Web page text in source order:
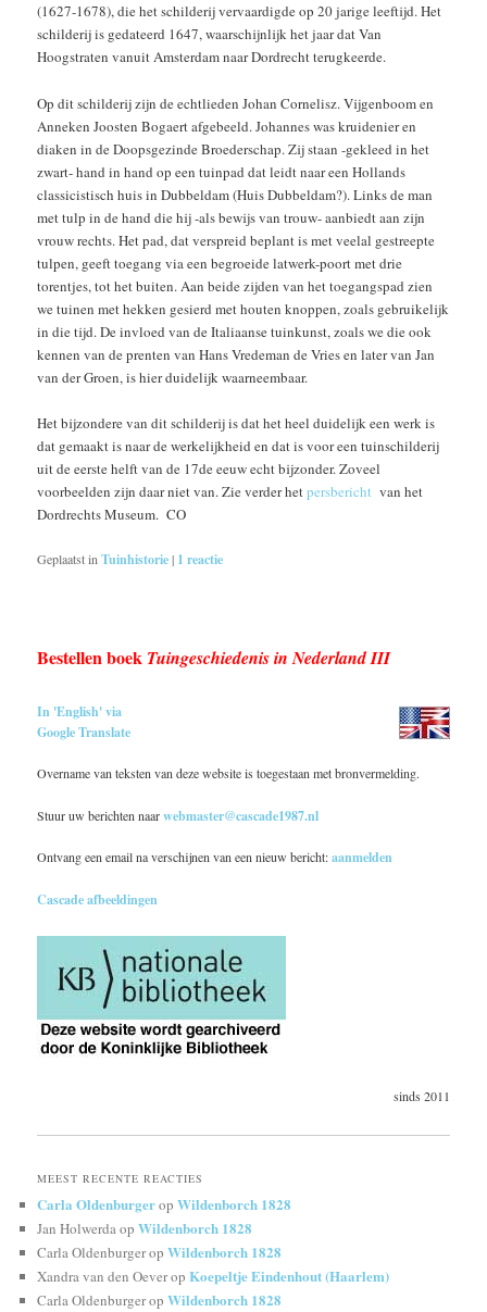
(1627-1678), die het schilderij vervaardigde op 20 jarige leeftijd. Het
schilderij is gedateerd 1647, waarschijnlijk het jaar dat Van
Hoogstraten vanuit Amsterdam naar Dordrecht terugkeerde.
Op dit schilderij zijn de echtlieden Johan Cornelisz. Vijgenboom en
Anneken Joosten Bogaert afgebeeld. Johannes was kruidenier en
diaken in de Doopsgezinde Broederschap. Zij staan -gekleed in het
zwart- hand in hand op een tuinpad dat leidt naar een Hollands
classicistisch huis in Dubbeldam (Huis Dubbeldam?). Links de man
met tulp in de hand die hij -als bewijs van trouw- aanbiedt aan zijn
vrouw rechts. Het pad, dat verspreid beplant is met veelal gestreepte
tulpen, geeft toegang via een begroeide latwerk-poort met drie
torentjes, tot het buiten. Aan beide zijden van het toegangspad zien
we tuinen met hekken gesierd met houten knoppen, zoals gebruikelijk
in die tijd. De invloed van de Italiaanse tuinkunst, zoals we die ook
kennen van de prenten van Hans Vredeman de Vries en later van Jan
van der Groen, is hier duidelijk waarneembaar.
Het bijzondere van dit schilderij is dat het heel duidelijk een werk is
dat gemaakt is naar de werkelijkheid en dat is voor een tuinschilderij
uit de eerste helft van de 17de eeuw echt bijzonder. Zoveel
voorbeelden zijn daar niet van. Zie verder hetpersbericht van het
Dordrechts Museum. CO
Geplaatst in Tuinhistorie| 1 reactie
Bestellen boek Tuingeschiedenis in Nederland III
In 'English' via
Google Translate
Overname van teksten van deze website is toegestaan met bronvermelding.
Stuur uw berichten naarwebmaster@cascade1987.nl
Ontvang een email na verschijnen van een nieuw bericht:aanmelden
Cascade afbeeldingen
sinds 2011
MEEST RECENTE REACTIES
Carla OldenburgeropWildenborch 1828
Jan HolwerdaopWildenborch 1828
Carla OldenburgeropWildenborch 1828
Xandra van den OeveropKoepeltje Eindenhout (Haarlem)
Carla OldenburgeropWildenborch 1828